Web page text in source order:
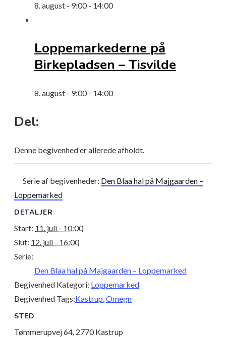
8. august - 9:00- 14:00
Loppemarkederne på
Birkepladsen – Tisvilde
8. august - 9:00- 14:00
Del:
Denne begivenhed er allerede afholdt.
Serie af begivenheder: Den Blaa hal på Majgaarden –
Loppemarked
DETALJER
Start: 11. juli - 10:00
Slut: 12. juli - 16:00
Serie:
Den Blaa hal på Majgaarden – Loppemarked
Begivenhed Kategori: Loppemarked
Begivenhed Tags:Kastrup,Omegn
STED
Tømmerupvej 64, 2770 Kastrup